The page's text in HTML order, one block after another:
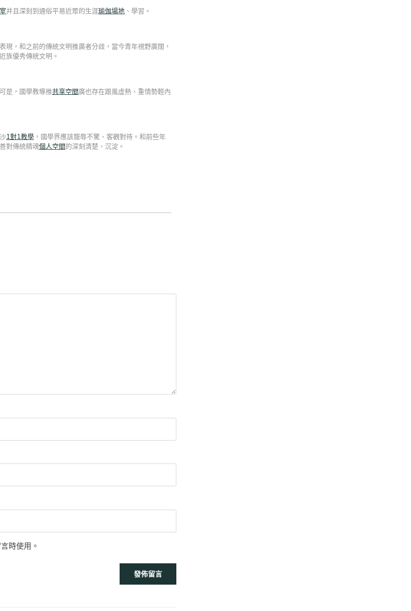
并且深刻到通俗平易近眾的生涯瑜伽場地 、學習。
，和之前的傳統文明推廣者分歧，當今青年視野廣闊，
族優秀傳統文明。
是，國學教導推共享空間廣也存在跟風虛熱、重情勢輕內
1對1教學 ，國學界應該寵辱不驚、客觀對待。和前些年
對傳統精魂個人空間的深刻清楚、沉淀。
時使用。